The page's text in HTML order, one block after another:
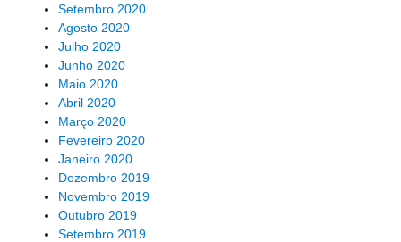
Setembro 2020
Agosto 2020
Julho 2020
Junho 2020
Maio 2020
Abril 2020
Março 2020
Fevereiro 2020
Janeiro 2020
Dezembro 2019
Novembro 2019
Outubro 2019
Setembro 2019